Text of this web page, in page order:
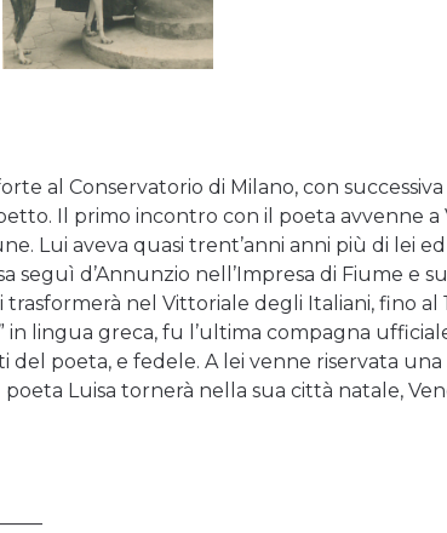
al Conservatorio di Milano, con
Il primo incontro con il poeta avvenne a
Lui aveva quasi trent’anni anni più di lei ed
seguì d’Annunzio nell’Impresa di Fiume e
nel Vittoriale degli Italiani, fino al
in lingua greca, fu l’ultima compagna
poeta, e fedele. A lei venne riservata una
Luisa tornerà nella sua città natale,